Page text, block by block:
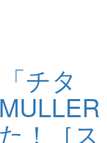
チタ
！［ス